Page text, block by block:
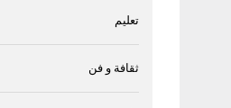
تعليم
ثقافة و فن